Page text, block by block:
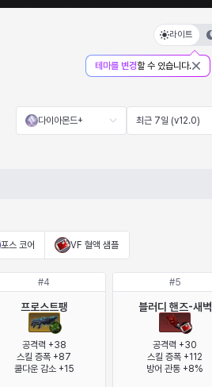
라이트
테마를 변경할 수 있습니다.
다이아몬드+ 최근 7일 (v12.0)
포스 코어 VF 혈액 샘플
#4
프로스트팽
공격력 +38
스킬 증폭 +87
쿨다운 감소 +15
#5
블러디 핸즈-새벽
공격력 +30
스킬 증폭 +112
방어 관통 +8%